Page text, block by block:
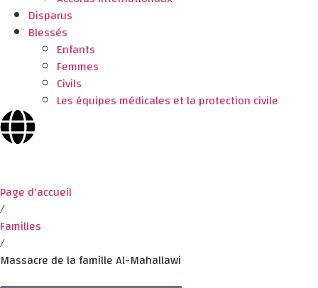
Disparus
Blessés
Enfants
Femmes
Civils
Les équipes médicales et la protection civile
Page d'accueil
/
Familles
/
Massacre de la famille Al-Mahallawi